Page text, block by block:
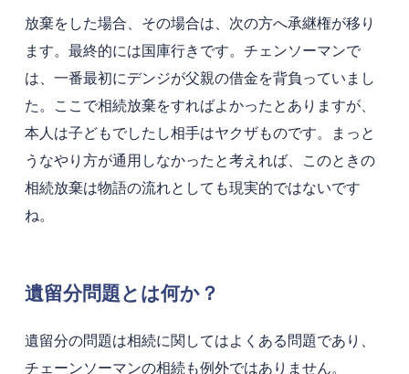
放棄をした場合、その場合は、次の方へ承継権が移り
ます。最終的には国庫行きです。チェンソーマンで
は、一番最初にデンジが父親の借金を背負っていまし
た。ここで相続放棄をすればよかったとありますが、
本人は子どもでしたし相手はヤクザものです。まっと
うなやり方が通用しなかったと考えれば、このときの
相続放棄は物語の流れとしても現実的ではないです
ね。
遺留分問題とは何か？
遺留分の問題は相続に関してはよくある問題であり、
チェーンソーマンの相続も例外ではありません。